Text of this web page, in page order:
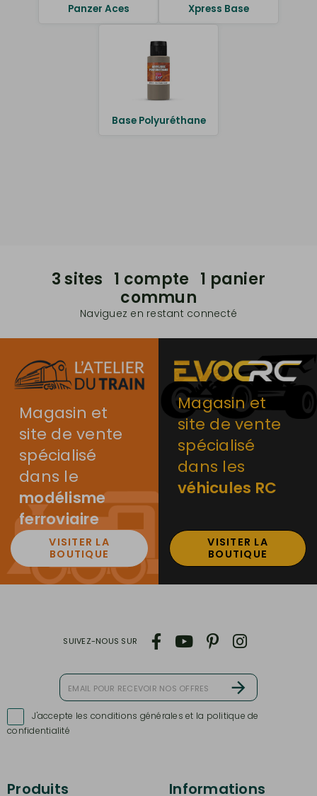
Panzer Aces Xpress Base
Base Polyuréthane
3 sites 1 compte 1 panier
commun
Naviguez en restant connecté
Magasin et
site de vente
spécialisé
dans le
modélisme
ferroviaire
VISITER LA
BOUTIQUE
Magasin et
site de vente
spécialisé
dans les
véhicules RC
VISITER LA
BOUTIQUE
J'accepte les conditions générales et la politique de
confidentialité
SUIVEZ-NOUS SUR
Produits Informations